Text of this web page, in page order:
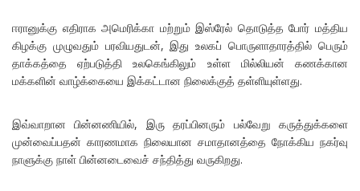
ஈரானுக்கு எதிராக அமெரிக்கா மற்றும் இஸ்ரேல் தொடுத்த போர் மத்திய
கிழக்கு முழுவதும் பரவியதுடன், இது உலகப் பொருளாதாரத்தில் பெரும்
தாக்கத்தை ஏற்படுத்தி உலகெங்கிலும் உள்ள மில்லியன் கணக்கான
மக்களின் வாழ்க்கையை இக்கட்டான நிலைக்குத் தள்ளியுள்ளது.
இவ்வாறான பின்னணியில், இரு தரப்பினரும் பல்வேறு கருத்துக்களை
முன்வைப்பதன் காரணமாக நிலையான சமாதானத்தை நோக்கிய நகர்வு
நாளுக்கு நாள் பின்னடைவைச் சந்தித்து வருகிறது.